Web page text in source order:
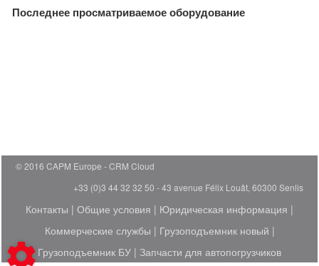
Последнее просматриваемое оборудование
© 2016 CAPM Europe
CRM Cloud
+33 (0)3 44 32 32 50 - 43 avenue Félix Louât, 60300 Senlis
Контакты | Общие условия | Юридическая информация |
Коммерческие службы | Грузоподъемник новый |
Грузоподъемник БУ | Запчасти для автопогрузчиков